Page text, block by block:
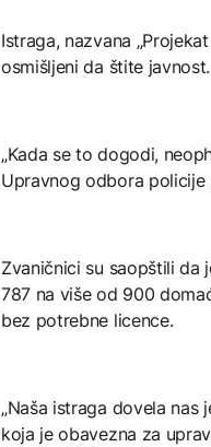
Istraga, nazvana
osmišljeni da štite javnost.
„Kada se to dogodi,
Upravnog odbora policije
Zvaničnici su saopštili da
787 na više od 900
bez potrebne licence.
„Naša istraga dovela
koja je obavezna za